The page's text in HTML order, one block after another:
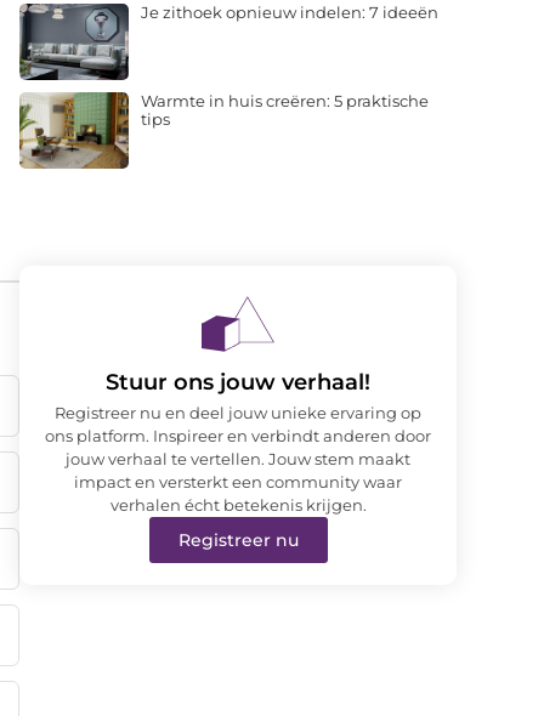
Je zithoek opnieuw indelen: 7 ideeën
Warmte in huis creëren: 5 praktische
tips
Stuur ons jouw verhaal!
Registreer nu en deel jouw unieke ervaring op
ons platform. Inspireer en verbindt anderen door
jouw verhaal te vertellen. Jouw stem maakt
impact en versterkt een community waar
verhalen écht betekenis krijgen.
Registreer nu